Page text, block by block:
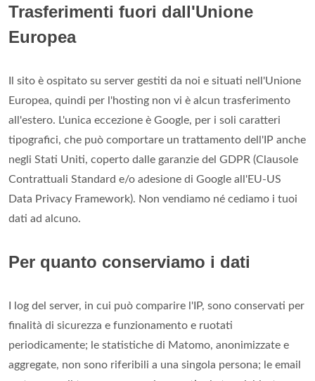
Trasferimenti fuori dall'Unione
Europea
Il sito è ospitato su server gestiti da noi e situati nell'Unione
Europea, quindi per l'hosting non vi è alcun trasferimento
all'estero. L'unica eccezione è Google, per i soli caratteri
tipografici, che può comportare un trattamento dell'IP anche
negli Stati Uniti, coperto dalle garanzie del GDPR (Clausole
Contrattuali Standard e/o adesione di Google all'EU-US
Data Privacy Framework). Non vendiamo né cediamo i tuoi
dati ad alcuno.
Per quanto conserviamo i dati
I log del server, in cui può comparire l'IP, sono conservati per
finalità di sicurezza e funzionamento e ruotati
periodicamente; le statistiche di Matomo, anonimizzate e
aggregate, non sono riferibili a una singola persona; le email